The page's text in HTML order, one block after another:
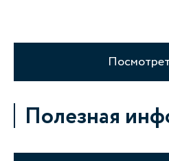
Полезная